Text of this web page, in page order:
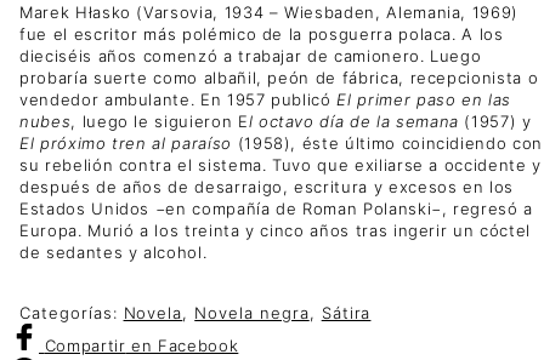
Marek Hłasko (Varsovia, 1934 – Wiesbaden, Alemania, 1969)
fue el escritor más polémico de la posguerra polaca. A los
dieciséis años comenzó a trabajar de camionero. Luego
probaría suerte como albañil, peón de fábrica, recepcionista o
vendedor ambulante. En 1957 publicóEl primer paso en las
nubes, luego le siguieron El octavo día de la semana (1957) y
El próximo tren al paraíso (1958), éste último coincidiendo con
su rebelión contra el sistema. Tuvo que exiliarse a occidente y
después de años de desarraigo, escritura y excesos en los
Estados Unidos −en compañía de Roman Polanski−, regresó a
Europa. Murió a los treinta y cinco años tras ingerir un cóctel
de sedantes y alcohol.
Categorías: Novela, Novela negra, Sátira
Compartir en Facebook